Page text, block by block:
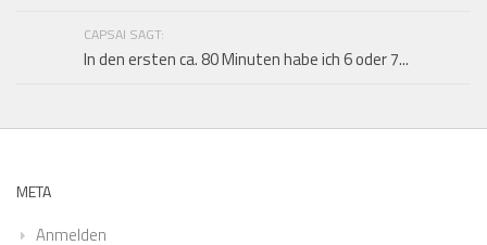
CAPSAI SAGT:
In den ersten ca. 80 Minuten habe ich 6 oder 7...
META
Anmelden